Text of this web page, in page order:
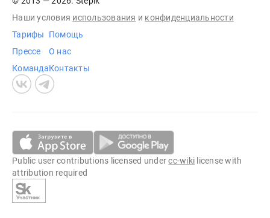
Наши условия использования и конфиденциальности
Тарифы
Прессе
Команда
Помощь
О нас
Контакты
Public user contributions licensed undercc-wiki license with
attribution required